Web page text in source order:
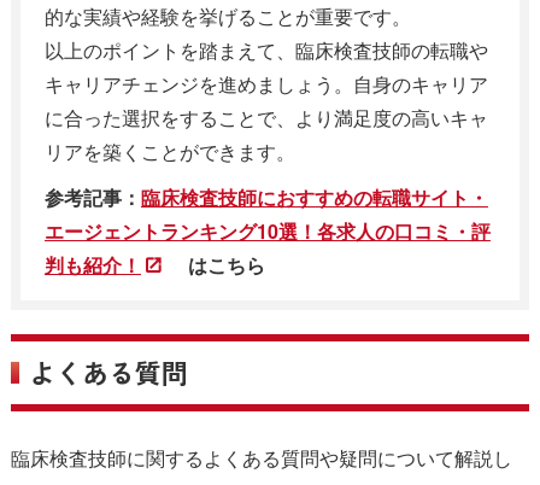
的な実績や経験を挙げることが重要です。
以上のポイントを踏まえて、臨床検査技師の転職や
キャリアチェンジを進めましょう。自身のキャリア
に合った選択をすることで、より満足度の高いキャ
リアを築くことができます。
参考記事： 臨床検査技師におすすめの転職サイト・
エージェントランキング10選！各求人の口コミ・評
判も紹介！
はこちら
よくある質問
臨床検査技師に関するよくある質問や疑問について解説し